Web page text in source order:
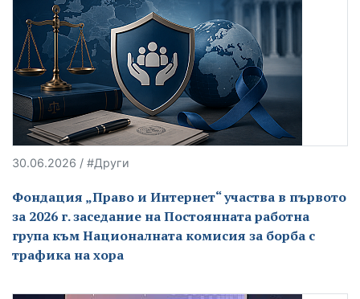
30.06.2026 / #Други
Фондация „Право и Интернет“ участва в първото
за 2026 г. заседание на Постоянната работна
група към Националната комисия за борба с
трафика на хора